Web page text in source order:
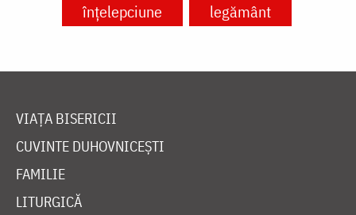
înțelepciune
legământ
VIAȚA BISERICII
CUVINTE DUHOVNICEȘTI
FAMILIE
LITURGICĂ